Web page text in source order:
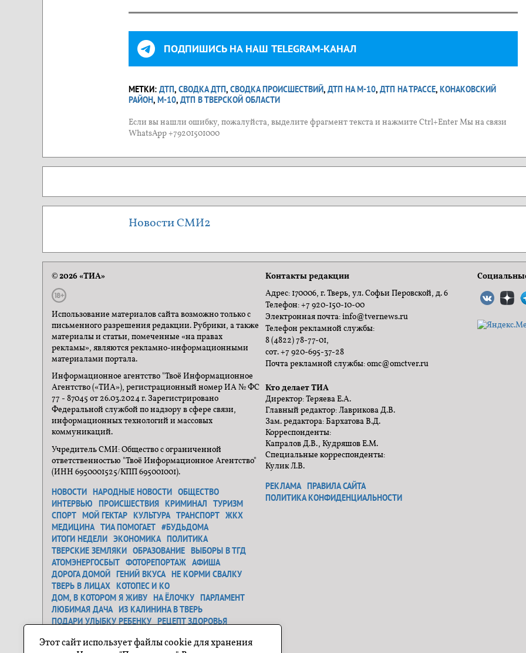
ПОДПИШИСЬ НА НАШ TELEGRAM-КАНАЛ
МЕТКИ: ДТП, СВОДКА ДТП, СВОДКА ПРОИСШЕСТВИЙ, ДТП НА М-10, ДТП НА ТРАССЕ, КОНАКОВСКИЙ
РАЙОН, М-10, ДТП В ТВЕРСКОЙ ОБЛАСТИ
Если вы нашли ошибку, пожалуйста, выделите фрагмент текста и нажмите Ctrl+Enter Мы на связи
WhatsApp +79201501000
Новости СМИ2
© 2026 «ТИА»
Использование материалов сайта возможно только с
письменного разрешения редакции. Рубрики, а также
материалы и статьи, помеченные «на правах
рекламы», являются рекламно-информационными
материалами портала.
Информационное агентство "Твоё Информационное
Агентство («ТИА»), регистрационный номер ИА № ФС
77 - 87045 от 26.03.2024 г. Зарегистрировано
Федеральной службой по надзору в сфере связи,
информационных технологий и массовых
коммуникаций.
Учредитель СМИ: Общество с ограниченной
ответственностью "Твоё Информационное Агентство"
(ИНН 6950001525/КПП 695001001).
НОВОСТИ НАРОДНЫЕ НОВОСТИ ОБЩЕСТВО
ИНТЕРВЬЮ
ПРОИСШЕСТВИЯ КРИМИНАЛ
ТУРИЗМ
СПОРТ МОЙ ГЕКТАР КУЛЬТУРА ТРАНСПОРТ ЖКХ
МЕДИЦИНА ТИА ПОМОГАЕТ #БУДЬДОМА
ИТОГИ НЕДЕЛИ ЭКОНОМИКА ПОЛИТИКА
ТВЕРСКИЕ ЗЕМЛЯКИ ОБРАЗОВАНИЕ ВЫБОРЫ В ТГД
АТОМЭНЕРГОСБЫТ ФОТОРЕПОРТАЖ АФИША
ДОРОГА ДОМОЙ ГЕНИЙ ВКУСА НЕ КОРМИ СВАЛКУ
ТВЕРЬ В ЛИЦАХ КОТОПЕС И КО
ДОМ, В КОТОРОМ Я ЖИВУ НА ЁЛОЧКУ ПАРЛАМЕНТ
ЛЮБИМАЯ ДАЧА ИЗ КАЛИНИНА В ТВЕРЬ
ПОДАРИ УЛЫБКУ РЕБЕНКУ РЕЦЕПТ ЗДОРОВЬЯ
САМОЕ ТРОГАТЕЛЬНОЕ ФОТО ГЕНЕРАЛЬНАЯ УБОРКА
Контакты редакции
Адрес: 170006, г. Тверь, ул. Софьи Перовской, д. 6
Телефон: +7 920-150-10-00
Электронная почта: info@tvernews.ru
Телефон рекламной службы:
8 (4822) 78-77-01,
сот. +7 920-695-37-28
Почта рекламной службы: omc@omctver.ru
Кто делает ТИА
Директор: Теряева Е.А.
Главный редактор: Лаврикова Д.В.
Зам. редактора: Бархатова В.Д.
Корреспонденты:
Капралов Д.В., Кудряшов Е.М.
Специальные корреспонденты:
Кулик Л.В.
РЕКЛАМА ПРАВИЛА САЙТА
ПОЛИТИКА КОНФИДЕНЦИАЛЬНОСТИ
Этот сайт использует файлы cookie для хранения